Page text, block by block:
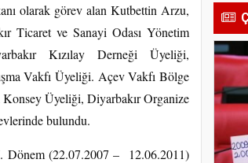
olarak görev alan Kutbettin Arzu,
Ticaret ve Sanayi Odası Yönetim
Kızılay Derneği Üyeliği,
Vakfı Üyeliği. Açev Vakfı Bölge
Üyeliği, Diyarbakır Organize
bulundu.
Dönem (22.07.2007 – 12.06.2011)